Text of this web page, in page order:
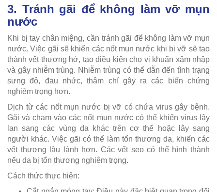
3. Tránh gãi để không làm vỡ mụn
nước
Khi bị tay chân miệng, cần tránh gãi để không làm vỡ mụn
nước. Việc gãi sẽ khiến các nốt mụn nước khi bị vỡ sẽ tạo
thành vết thương hở, tạo điều kiện cho vi khuẩn xâm nhập
và gây nhiễm trùng. Nhiễm trùng có thể dẫn đến tình trạng
sưng đỏ, đau nhức, thậm chí gây ra các biến chứng
nghiêm trọng hơn.
Dịch từ các nốt mụn nước bị vỡ có chứa virus gây bệnh.
Gãi và chạm vào các nốt mụn nước có thể khiến virus lây
lan sang các vùng da khác trên cơ thể hoặc lây sang
người khác. Việc gãi có thể làm tổn thương da, khiến các
vết thương lâu lành hơn. Các vết sẹo có thể hình thành
nếu da bị tổn thương nghiêm trọng.
Cách thức thực hiện: